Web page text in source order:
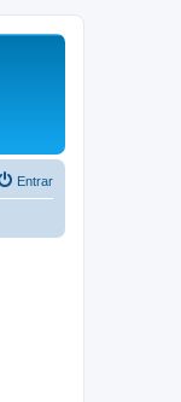
Entrar